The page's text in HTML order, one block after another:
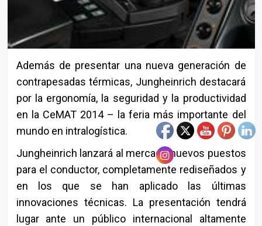
Además de presentar una nueva generación de
contrapesadas térmicas, Jungheinrich destacará
por la ergonomía, la seguridad y la productividad
en la CeMAT 2014 – la feria más importante del
mundo en intralogística.
Jungheinrich lanzará al mercado nuevos puestos
para el conductor, completamente rediseñados y
en los que se han aplicado las últimas
innovaciones técnicas. La presentación tendrá
lugar ante un público internacional altamente